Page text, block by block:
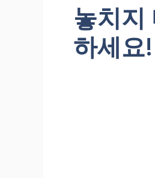
놓치지
하세요!